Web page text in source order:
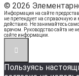
© 2026
Информация на сайте
не претендует на справочную
действию. Не занимайтесь
врачом. Руководство сайта не
сайте информации.
Пользуясь